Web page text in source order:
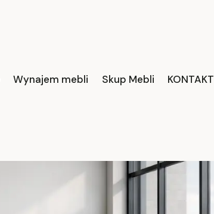
Wynajem mebli Skup Mebli KONTAKT